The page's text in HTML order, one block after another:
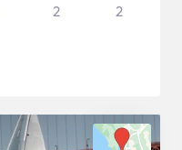
2 2